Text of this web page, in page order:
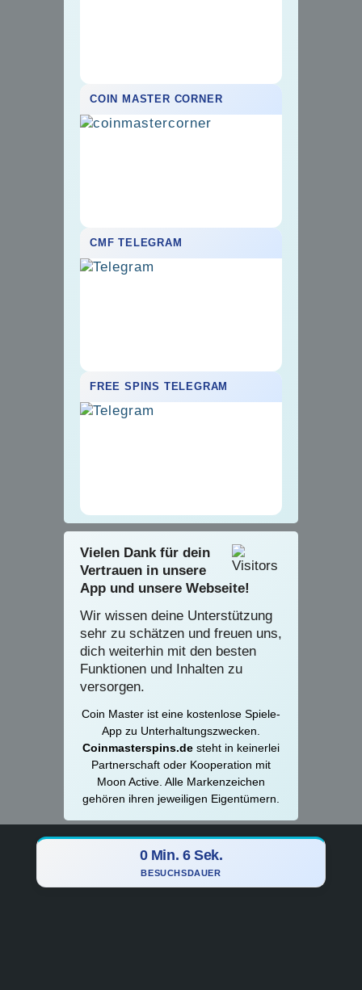
COIN MASTER CORNER
CMF TELEGRAM
FREE SPINS TELEGRAM
Vielen Dank für dein
Vertrauen in unsere
App und unsere Webseite!
Wir wissen deine Unterstützung
sehr zu schätzen und freuen uns,
dich weiterhin mit den besten
Funktionen und Inhalten zu
versorgen.
Coin Master ist eine kostenlose Spiele-
App zu Unterhaltungszwecken.
Coinmasterspins.de steht in keinerlei
Partnerschaft oder Kooperation mit
Moon Active. Alle Markenzeichen
gehören ihren jeweiligen Eigentümern.
0 Min. 7 Sek.
BESUCHSDAUER